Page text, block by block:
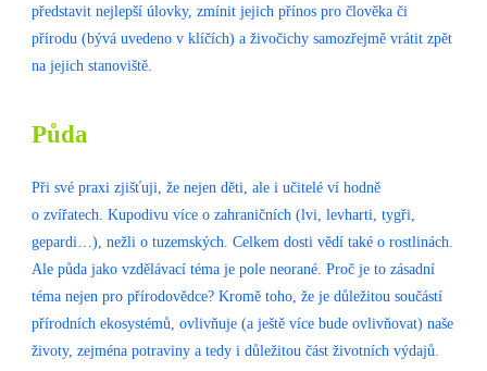
představit nejlepší úlovky, zmínit jejich přínos pro člověka či
přírodu (bývá uvedeno v klíčích) a živočichy samozřejmě vrátit zpět
na jejich stanoviště.
Půda
Při své praxi zjišťuji, že nejen děti, ale i učitelé ví hodně
o zvířatech. Kupodivu více o zahraničních (lvi, levharti, tygři,
gepardi…), nežli o tuzemských. Celkem dosti vědí také o rostlinách.
Ale půda jako vzdělávací téma je pole neorané. Proč je to zásadní
téma nejen pro přírodovědce? Kromě toho, že je důležitou součástí
přírodních ekosystémů, ovlivňuje (a ještě více bude ovlivňovat) naše
životy, zejména potraviny a tedy i důležitou část životních výdajů.